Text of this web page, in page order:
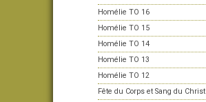
Homélie TO 16
Homélie TO 15
Homélie TO 14
Homélie TO 13
Homélie TO 12
Fête du Corps et Sang du Christ